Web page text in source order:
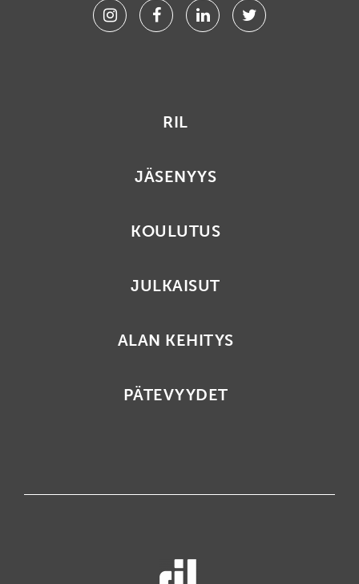
InstagramFacebookLinkedinTwitter
RIL
JÄSENYYS
KOULUTUS
JULKAISUT
ALAN KEHITYS
PÄTEVYYDET